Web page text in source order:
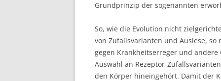
Grundprinzip der sogenannten
So, wie die Evolution nicht
von Zufallsvarianten und Auslese,
gegen Krankheitserreger und
Auswahl an Rezeptor-
den Körper hineingehört. Damit der